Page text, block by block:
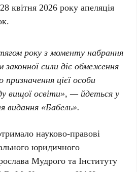
28 квітня 2026 року апеляція
року з моменту набрання
законної сили діє обмеження
цієї особи
вищої освіти», — йдеться у
видання «Бабель».
науково-правові
юридичного
Мудрого таІнституту